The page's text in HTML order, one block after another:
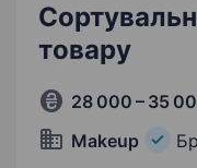
товару
28 000 – 35
Makeup